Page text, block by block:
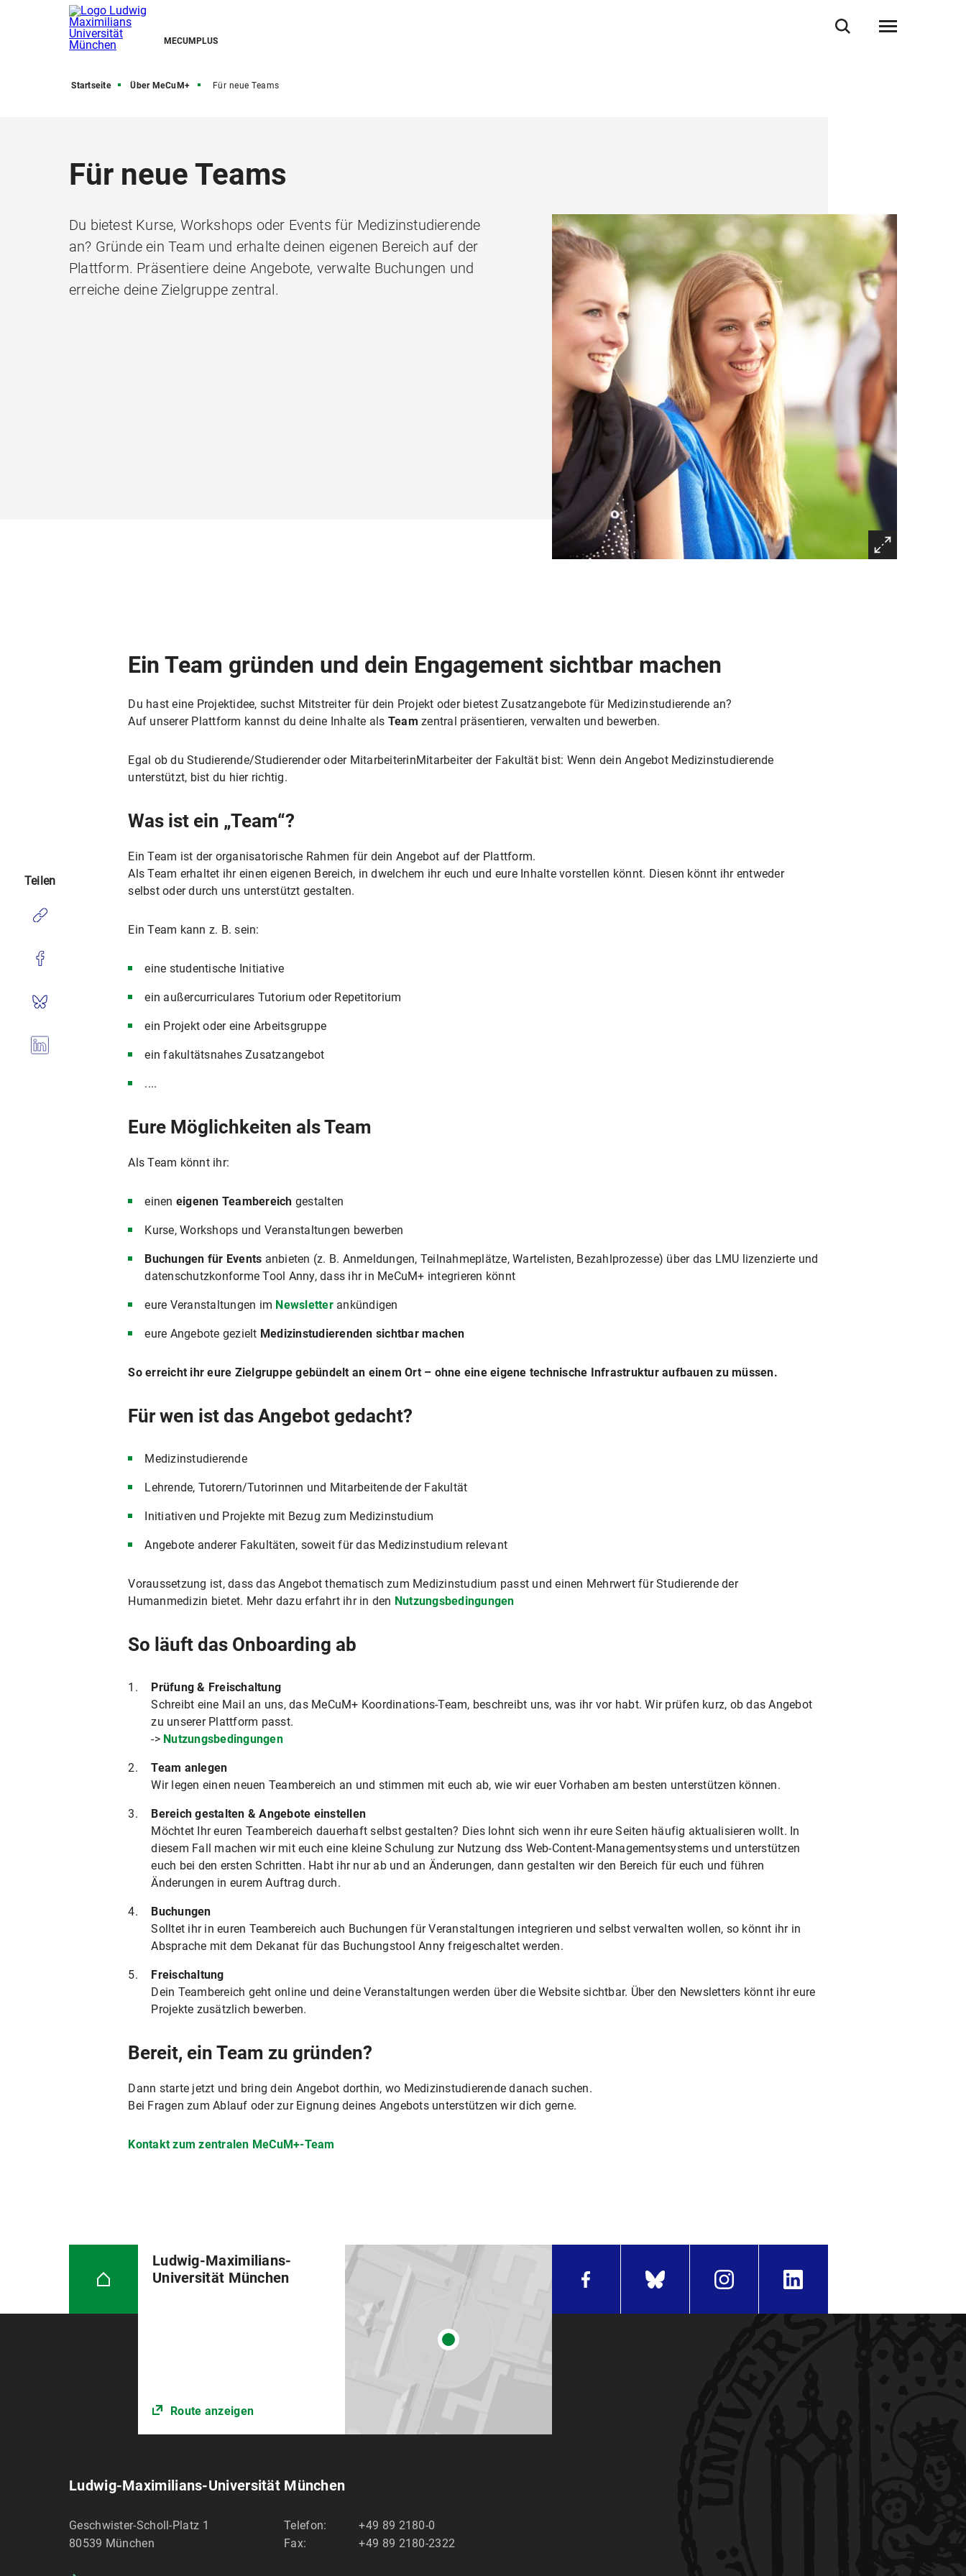
MECUMPLUS
Startseite Über MeCuM+ Für neue Teams
Für neue Teams
Du bietest Kurse, Workshops oder Events für Medizinstudierende
an? Gründe ein Team und erhalte deinen eigenen Bereich auf der
Plattform. Präsentiere deine Angebote, verwalte Buchungen und
erreiche deine Zielgruppe zentral.
Ein Team gründen und dein Engagement sichtbar machen
Du hast eine Projektidee, suchst Mitstreiter für dein Projekt oder bietest Zusatzangebote für Medizinstudierende an?
Auf unserer Plattform kannst du deine Inhalte als Team zentral präsentieren, verwalten und bewerben.
Egal ob du Studierende/Studierender oder MitarbeiterinMitarbeiter der Fakultät bist: Wenn dein Angebot Medizinstudierende
unterstützt, bist du hier richtig.
Was ist ein „Team“?
Ein Team ist der organisatorische Rahmen für dein Angebot auf der Plattform.
Als Team erhaltet ihr einen eigenen Bereich, in dwelchem ihr euch und eure Inhalte vorstellen könnt. Diesen könnt ihr entweder
selbst oder durch uns unterstützt gestalten.
Ein Team kann z. B. sein:
eine studentische Initiative
ein außercurriculares Tutorium oder Repetitorium
ein Projekt oder eine Arbeitsgruppe
ein fakultätsnahes Zusatzangebot
....
Eure Möglichkeiten als Team
Als Team könnt ihr:
einen eigenen Teambereich gestalten
Kurse, Workshops und Veranstaltungen bewerben
Buchungen für Events anbieten (z. B. Anmeldungen, Teilnahmeplätze, Wartelisten, Bezahlprozesse) über das LMU lizenzierte und
datenschutzkonforme Tool Anny, dass ihr in MeCuM+ integrieren könnt
eure Veranstaltungen im Newsletter ankündigen
eure Angebote gezielt Medizinstudierenden sichtbar machen
So erreicht ihr eure Zielgruppe gebündelt an einem Ort – ohne eine eigene technische Infrastruktur aufbauen zu müssen.
Für wen ist das Angebot gedacht?
Medizinstudierende
Lehrende, Tutorern/Tutorinnen und Mitarbeitende der Fakultät
Initiativen und Projekte mit Bezug zum Medizinstudium
Angebote anderer Fakultäten, soweit für das Medizinstudium relevant
Voraussetzung ist, dass das Angebot thematisch zum Medizinstudium passt und einen Mehrwert für Studierende der
Humanmedizin bietet. Mehr dazu erfahrt ihr in den Nutzungsbedingungen
So läuft das Onboarding ab
Prüfung & Freischaltung
Schreibt eine Mail an uns, das MeCuM+ Koordinations-Team, beschreibt uns, was ihr vor habt. Wir prüfen kurz, ob das Angebot
zu unserer Plattform passt.
-> Nutzungsbedingungen
Team anlegen
Wir legen einen neuen Teambereich an und stimmen mit euch ab, wie wir euer Vorhaben am besten unterstützen können.
Bereich gestalten & Angebote einstellen
Möchtet Ihr euren Teambereich dauerhaft selbst gestalten? Dies lohnt sich wenn ihr eure Seiten häufig aktualisieren wollt. In
diesem Fall machen wir mit euch eine kleine Schulung zur Nutzung dss Web-Content-Managementsystems und unterstützen
euch bei den ersten Schritten. Habt ihr nur ab und an Änderungen, dann gestalten wir den Bereich für euch und führen
Änderungen in eurem Auftrag durch.
Buchungen
Solltet ihr in euren Teambereich auch Buchungen für Veranstaltungen integrieren und selbst verwalten wollen, so könnt ihr in
Absprache mit dem Dekanat für das Buchungstool Anny freigeschaltet werden.
Freischaltung
Dein Teambereich geht online und deine Veranstaltungen werden über die Website sichtbar. Über den Newsletters könnt ihr eure
Projekte zusätzlich bewerben.
Bereit, ein Team zu gründen?
Dann starte jetzt und bring dein Angebot dorthin, wo Medizinstudierende danach suchen.
Bei Fragen zum Ablauf oder zur Eignung deines Angebots unterstützen wir dich gerne.
Kontakt zum zentralen MeCuM+-Team
Teilen
Ludwig-Maximilians-
Universität München
Route anzeigen
Ludwig-Maximilians-Universität München
Geschwister-Scholl-Platz 1
80539 München
Telefon:
+49 89 2180-0
Fax:
+49 89 2180-2322